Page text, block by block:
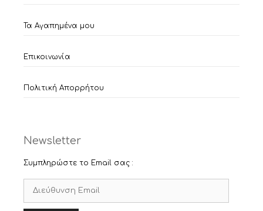
Τα Αγαπημένα μου
Επικοινωνία
Πολιτική Απορρήτου
Newsletter
Συμπληρώστε το Email σας :